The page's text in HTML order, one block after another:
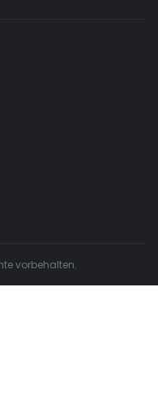
vorbehalten.